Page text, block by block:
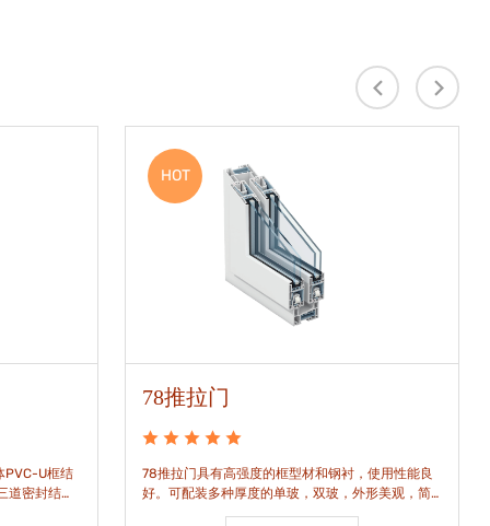
PVC-U框结
道密封结
HOT
78推拉门
78推拉门具有高强度的框型材和钢衬，使用性能良
好。可配装多种厚度的单玻，双玻，外形美观，简